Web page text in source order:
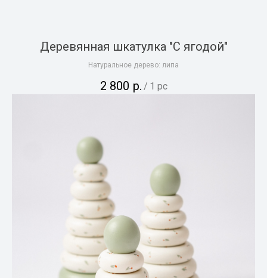
Деревянная шкатулка "С ягодой"
Натуральное дерево: липа
2 800 р. / 1 pc